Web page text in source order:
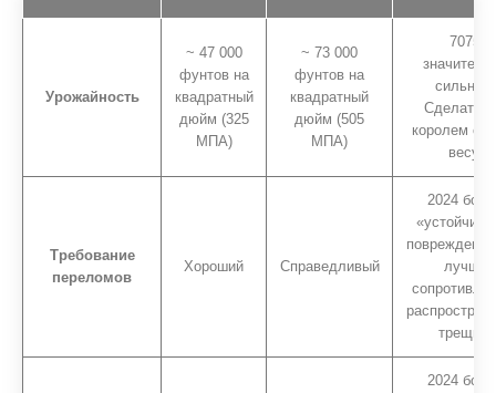
Урожайность
~ 47 000
фунтов на
квадратный
дюйм (325
МПА)
~ 73 000
фунтов на
квадратный
дюйм (505
МПА)
7075
сильнее,
Сделать
королем
весу.
Требование
переломов
Хороший Справедливый
2024
лучше
трещин.
2024